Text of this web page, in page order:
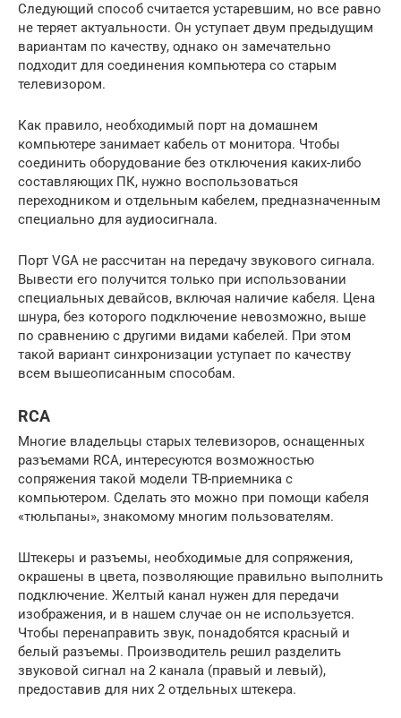
Следующий способ считается устаревшим, но все равно
не теряет актуальности. Он уступает двум предыдущим
вариантам по качеству, однако он замечательно
подходит для соединения компьютера со старым
телевизором.
Как правило, необходимый порт на домашнем
компьютере занимает кабель от монитора. Чтобы
соединить оборудование без отключения каких-либо
составляющих ПК, нужно воспользоваться
переходником и отдельным кабелем, предназначенным
специально для аудиосигнала.
Порт VGA не рассчитан на передачу звукового сигнала.
Вывести его получится только при использовании
специальных девайсов, включая наличие кабеля. Цена
шнура, без которого подключение невозможно, выше
по сравнению с другими видами кабелей. При этом
такой вариант синхронизации уступает по качеству
всем вышеописанным способам.
RCA
Многие владельцы старых телевизоров, оснащенных
разъемами RCA, интересуются возможностью
сопряжения такой модели ТВ-приемника с
компьютером. Сделать это можно при помощи кабеля
«тюльпаны», знакомому многим пользователям.
Штекеры и разъемы, необходимые для сопряжения,
окрашены в цвета, позволяющие правильно выполнить
подключение. Желтый канал нужен для передачи
изображения, и в нашем случае он не используется.
Чтобы перенаправить звук, понадобятся красный и
белый разъемы. Производитель решил разделить
звуковой сигнал на 2 канала (правый и левый),
предоставив для них 2 отдельных штекера.